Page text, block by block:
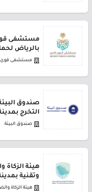
مستشفى قوى
بالرياض
مستشفى قوى
صندوق
التخرج
صندوق البيئة
هيئة الزكاة
وتقنية
هيئة الزكاة